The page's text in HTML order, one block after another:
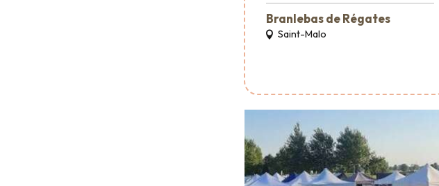
Branlebas de Régates
Saint-Malo